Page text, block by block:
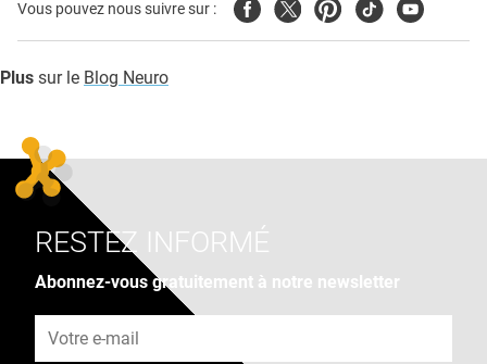
Vous pouvez nous suivre sur : FacebookTwitterPinterest
TiktokYoutube
Plus sur le Blog Neuro
RESTEZ INFORMÉ
Abonnez-vous gratuitement à notre newsletter